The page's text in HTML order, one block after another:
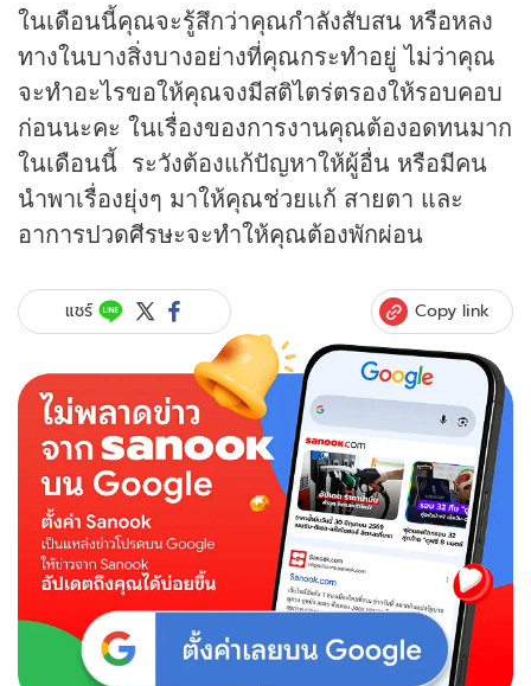
ในเดือนนี้คุณจะรู้สึกว่าคุณกำลังสับสน หรือหลง
ทางในบางสิ่งบางอย่างที่คุณกระทำอยู่ ไม่ว่าคุณ
จะทำอะไรขอให้คุณจงมีสติไตร่ตรองให้รอบคอบ
ก่อนนะคะ ในเรื่องของการงานคุณต้องอดทนมาก
ในเดือนนี้ ระวังต้องแก้ปัญหาให้ผู้อื่น หรือมีคน
นำพาเรื่องยุ่งๆ มาให้คุณช่วยแก้ สายตา และ
อาการปวดศีรษะจะทำให้คุณต้องพักผ่อน
แชร์ Copy link